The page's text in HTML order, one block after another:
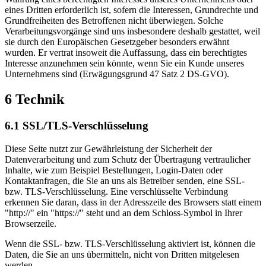
eines Dritten erforderlich ist, sofern die Interessen, Grundrechte und
Grundfreiheiten des Betroffenen nicht überwiegen. Solche
Verarbeitungsvorgänge sind uns insbesondere deshalb gestattet, weil
sie durch den Europäischen Gesetzgeber besonders erwähnt
wurden. Er vertrat insoweit die Auffassung, dass ein berechtigtes
Interesse anzunehmen sein könnte, wenn Sie ein Kunde unseres
Unternehmens sind (Erwägungsgrund 47 Satz 2 DS-GVO).
6 Technik
6.1 SSL/TLS-Verschlüsselung
Diese Seite nutzt zur Gewährleistung der Sicherheit der
Datenverarbeitung und zum Schutz der Übertragung vertraulicher
Inhalte, wie zum Beispiel Bestellungen, Login-Daten oder
Kontaktanfragen, die Sie an uns als Betreiber senden, eine SSL-
bzw. TLS-Verschlüsselung. Eine verschlüsselte Verbindung
erkennen Sie daran, dass in der Adresszeile des Browsers statt einem
"http://" ein "https://" steht und an dem Schloss-Symbol in Ihrer
Browserzeile.
Wenn die SSL- bzw. TLS-Verschlüsselung aktiviert ist, können die
Daten, die Sie an uns übermitteln, nicht von Dritten mitgelesen